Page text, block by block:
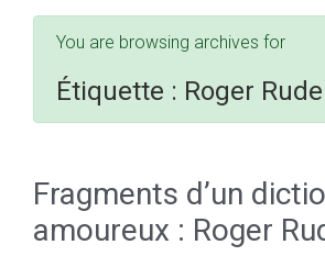
You are browsing archives for
Étiquette : Roger Rudel
Fragments d’un
amoureux : Roger